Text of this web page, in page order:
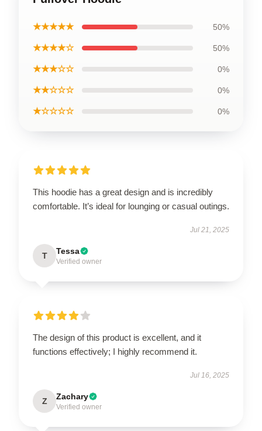
★★★★★ 50%
★★★★☆ 50%
★★★☆☆ 0%
★★☆☆☆ 0%
★☆☆☆☆ 0%
This hoodie has a great design and is incredibly
comfortable. It’s ideal for lounging or casual outings.
Jul 21, 2025
T Tessa
Verified owner
The design of this product is excellent, and it
functions effectively; I highly recommend it.
Jul 16, 2025
Z Zachary
Verified owner